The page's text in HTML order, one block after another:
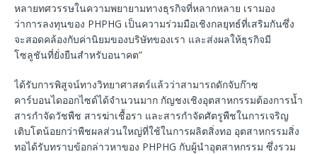
หลายทศวรรษในความพยายามทางธุรกิจที่หลากหลาย เรามอง
ว่าการลงทุนของ PHPHG เป็นความร่วมมือเชิงกลยุทธ์ที่เสริมกันซึ่ง
จะสอดคล้องกับค่านิยมของบริษัทของเรา และส่งผลให้ธุรกิจมี
โซลูชันที่ยั่งยืนสำหรับอนาคต”
ได้รับการพิสูจน์ทางวิทยาศาสตร์แล้วว่าสามารถดักจับก๊าซ
คาร์บอนไดออกไซด์ได้จำนวนมาก กัญชงเชิงอุตสาหกรรมต้องการน้ำ
สารกำจัดวัชพืช สารฆ่าเชื้อรา และสารกำจัดศัตรูพืชในการเจริญ
เติบโตน้อยกว่าพืชผลส่วนใหญ่ที่ใช้ในการผลิตสิ่งทอ อุตสาหกรรมสิ่ง
ทอได้รับทราบข้อกล่าวหาของ PHPHG กับผู้นำอุตสาหกรรม ซึ่งรวม